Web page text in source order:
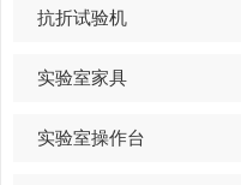
抗折试验机
实验室家具
实验室操作台